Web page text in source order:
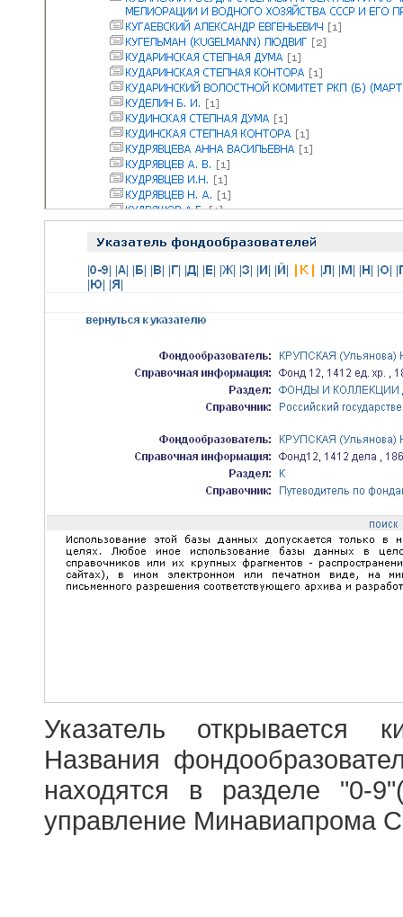
Указатель открывается
Названия
находятся в разделе "0-
управление Минавиапрома